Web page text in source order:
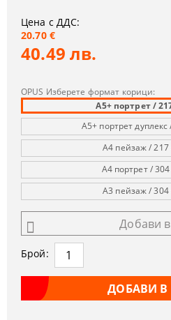
Цена с ДДС:
20.70 €
40.49 лв.
OPUS Изберете формат корици:
A5+ портрет /
A5+ портрет
A4 пейзаж /
A4 портрет /
A3 пейзаж /
Добави
Брой: